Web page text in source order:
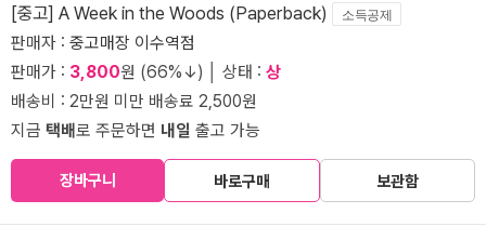
[중고] A Week in the Woods (Paperback) 소득공제
판매자 : 중고매장 이수역점
판매가 : 3,800원 (66%↓) │ 상태 : 상
배송비 : 2만원 미만 배송료 2,500원
지금 택배로 주문하면 내일 출고 가능
장바구니 바로구매 보관함